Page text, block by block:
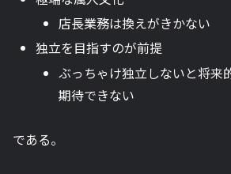
店長業務は換えがきかない
独立を目指すのが前提
ぶっちゃけ独立しないと将来
期待できない
である。